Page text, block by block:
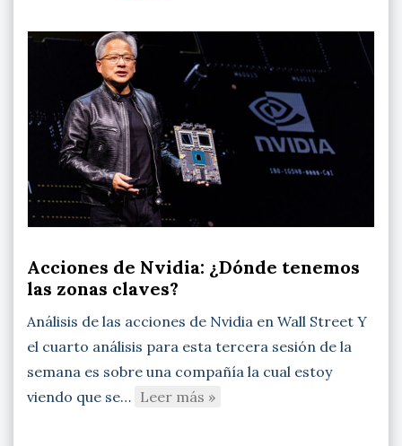
Acciones de Nvidia: ¿Dónde tenemos
las zonas claves?
Análisis de las acciones de Nvidia en Wall Street Y
el cuarto análisis para esta tercera sesión de la
semana es sobre una compañía la cual estoy
viendo que se… Leer más »